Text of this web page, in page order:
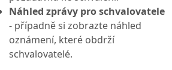
Náhled zprávy pro schvalovatele
- případně si zobrazte náhled
oznámení, které obdrží
schvalovatelé.